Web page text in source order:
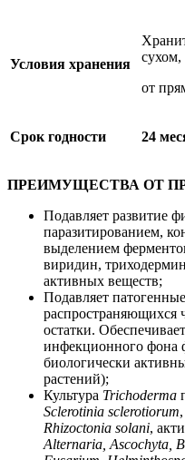
Условия хранения
от
Срок годности 24
ПРЕИМУЩЕСТВА ОТ
Подавляет развитие
паразитированием,
выделением
виридин,
активных веществ;
Подавляет
распространяющихся
остатки.
инфекционного фона
биологически
растений);
Культура Trichoderma
Sclerotinia sclerotiorum
Rhizoctonia solani,
Alternaria Ascochyta